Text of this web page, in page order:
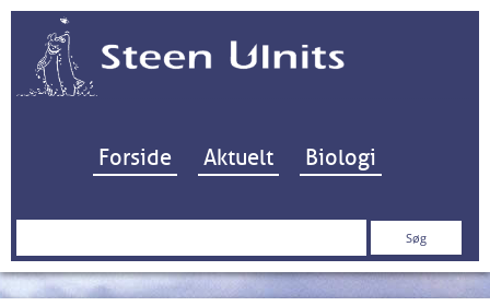
Hop til indhold
Forside Aktuelt Biologi
Søg